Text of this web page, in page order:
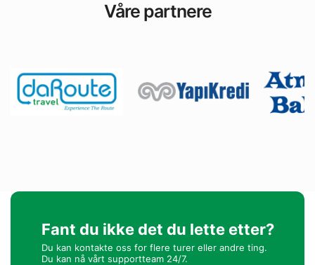
Våre partnere
Fant du ikke det du lette etter?
Du kan kontakte oss for flere turer eller andre ting.
Du kan nå vårt supportteam 24/7.